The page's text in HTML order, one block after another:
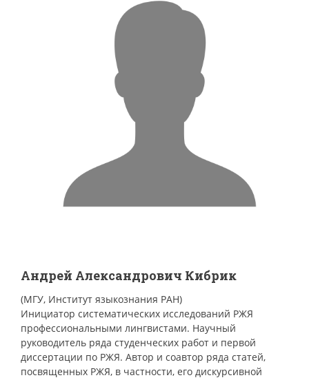
Андрей Александрович Кибрик
(МГУ, Институт языкознания РАН)
Инициатор систематических исследований РЖЯ
профессиональными лингвистами. Научный
руководитель ряда студенческих работ и первой
диссертации по РЖЯ. Автор и соавтор ряда статей,
посвященных РЖЯ, в частности, его дискурсивной